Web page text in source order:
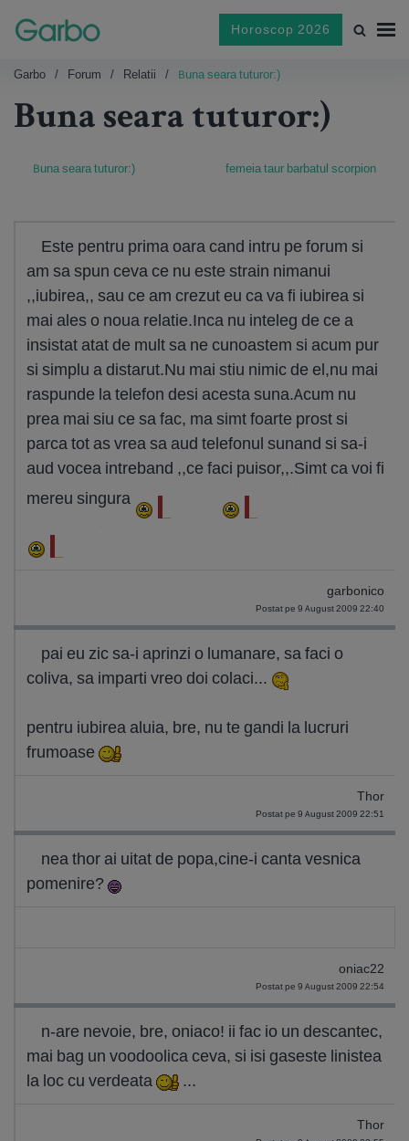
Horoscop 2026
Garbo Forum Relatii Buna seara tuturor:)
Buna seara tuturor:)
Buna seara tuturor:) femeia taur barbatul scorpion
Este pentru prima oara cand intru pe forum si
am sa spun ceva ce nu este strain nimanui
,,iubirea,, sau ce am crezut eu ca va fi iubirea si
mai ales o noua relatie.Inca nu inteleg de ce a
insistat atat de mult sa ne cunoastem si acum pur
si simplu a distarut.Nu mai stiu nimic de el,nu mai
raspunde la telefon desi acesta suna.Acum nu
prea mai siu ce sa fac, ma simt foarte prost si
parca tot as vrea sa aud telefonul sunand si sa-i
aud vocea intreband ,,ce faci puisor,,.Simt ca voi fi
mereu singura
garbonico
Postat pe 9 August 2009 22:40
pai eu zic sa-i aprinzi o lumanare, sa faci o
coliva, sa imparti vreo doi colaci...
pentru iubirea aluia, bre, nu te gandi la lucruri
frumoase
Thor
Postat pe 9 August 2009 22:51
nea thor ai uitat de popa,cine-i canta vesnica
pomenire?
oniac22
Postat pe 9 August 2009 22:54
n-are nevoie, bre, oniaco! ii fac io un descantec,
mai bag un voodoolica ceva, si isi gaseste linistea
la loc cu verdeata
...
Thor